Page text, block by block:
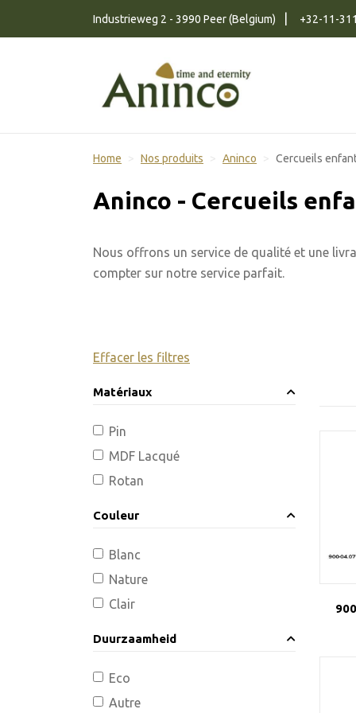
Industrieweg 2 - 3990 Peer (Belgium) +32-11-
Home Nos produits Aninco Cercueils
Aninco - Cercueils
Nous offrons un service de qualité et une
compter sur notre service parfait.
Effacer les filtres
Matériaux
Pin
MDF Lacqué
Rotan
Couleur
Blanc
Nature
Clair
Duurzaamheid
Eco
Autre